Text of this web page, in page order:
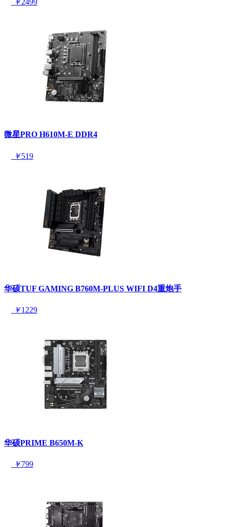
￥2499
微星PRO H610M-E DDR4
￥519
华硕TUF GAMING B760M-PLUS WIFI D4重炮手
￥1229
华硕PRIME B650M-K
￥799